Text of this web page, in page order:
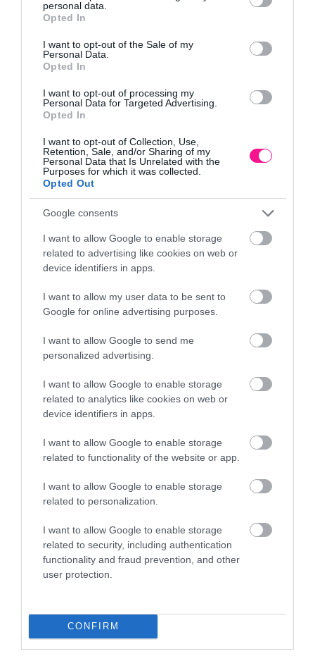
grant or deny consent to Google and its third-party tags to
use your data for below specified purposes in below Google
consent section.
personal data.
Opted In
I want to opt-out of the Sale of my
Personal Data.
Opted In
I want to opt-out of processing my
Personal Data for Targeted Advertising.
Opted In
I want to opt-out of Collection, Use,
Retention, Sale, and/or Sharing of my
Personal Data that Is Unrelated with the
Purposes for which it was collected.
Opted Out
Google consents
I want to allow Google to enable storage
related to advertising like cookies on web or
device identifiers in apps.
I want to allow my user data to be sent to
Google for online advertising purposes.
I want to allow Google to send me
personalized advertising.
I want to allow Google to enable storage
related to analytics like cookies on web or
device identifiers in apps.
I want to allow Google to enable storage
related to functionality of the website or app.
I want to allow Google to enable storage
related to personalization.
I want to allow Google to enable storage
related to security, including authentication
functionality and fraud prevention, and other
user protection.
CONFIRM
Διάσταση: No7 - για
κολώνα 7 x 7 εκ.
8,95
Προσθήκη
κολώνα 9 x 9 εκ.
11,51
κολώνα 10 x 10 εκ.
Προσθήκη
Διάσταση: No12 - για
Διαθεσιμότητα: Κατόπιν παραγγελίας
Κωδικός προϊόντος: 46266-5 Κατηγορία:
Βάσεις ξύλου
Βάση Ξύλου Καρφωτή για Έδαφος No5 – για δοκό 4,5 x 4,5 εκ.
στερέωση ξύλινων δοκών διατομής4,5 x 4,5 εκ.σε εξωτερικές
κατασκευές. Χρησιμοποιείται σε
περιφράξεις, πέργκολες,
στέγαστρα, κιόσκια και ξύλινες κατασκευές κήπου
Ανθεκτική κατασκευή
Πρόκειται για μεταλλικό στήριγμα, γαλβανισμένο εν θερμώ
σε περιοχές με υγρασία ή έντονη έκθεση στον ήλιο.
Εύκολη και σταθερή τοποθέτηση